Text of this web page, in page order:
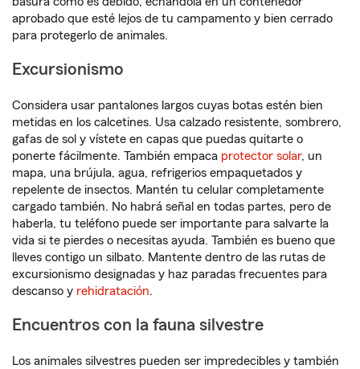
aprobado que esté lejos de tu campamento y bien cerrado
para protegerlo de animales.
Excursionismo
Considera usar pantalones largos cuyas botas estén bien
metidas en los calcetines. Usa calzado resistente, sombrero,
gafas de sol y vístete en capas que puedas quitarte o
ponerte fácilmente. También empaca protector solar, un
mapa, una brújula, agua, refrigerios empaquetados y
repelente de insectos. Mantén tu celular completamente
cargado también. No habrá señal en todas partes, pero de
haberla, tu teléfono puede ser importante para salvarte la
vida si te pierdes o necesitas ayuda. También es bueno que
lleves contigo un silbato. Mantente dentro de las rutas de
excursionismo designadas y haz paradas frecuentes para
descanso y rehidratación.
Encuentros con la fauna silvestre
Los animales silvestres pueden ser impredecibles y también